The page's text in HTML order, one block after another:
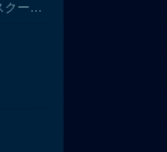
鎌倉／ゲスト演奏（酒井ギタースクール発表会）